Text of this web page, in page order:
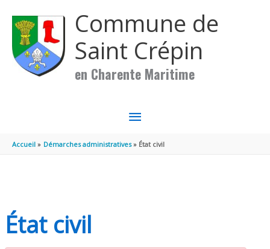
Commune de
Saint Crépin
en Charente Maritime
MENU
PRINCIPAL
Accueil Démarches administratives État civil
État civil